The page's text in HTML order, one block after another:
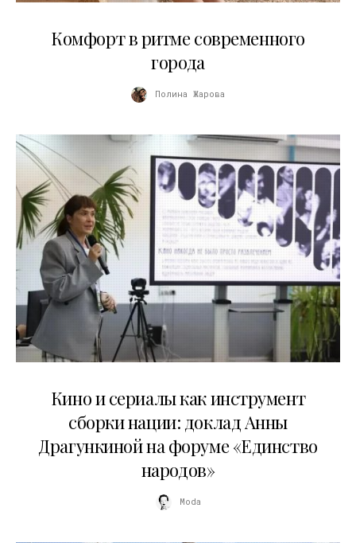
Комфорт в ритме современного
города
Полина Жарова
Кино и сериалы как инструмент
сборки нации: доклад Анны
Драгункиной на форуме «Единство
народов»
Moda